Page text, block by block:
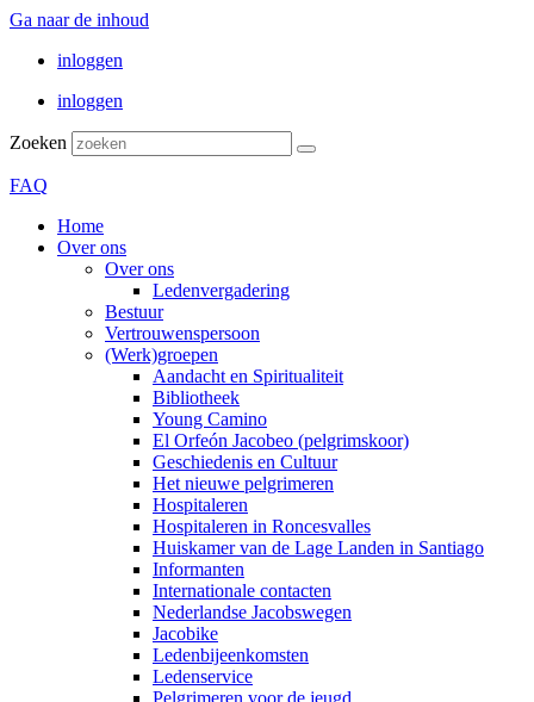
Ga naar de inhoud
inloggen
inloggen
Zoeken
FAQ
Home
Over ons
Over ons
Ledenvergadering
Bestuur
Vertrouwenspersoon
(Werk)groepen
Aandacht en Spiritualiteit
Bibliotheek
Young Camino
El Orfeón Jacobeo (pelgrimskoor)
Geschiedenis en Cultuur
Het nieuwe pelgrimeren
Hospitaleren
Hospitaleren in Roncesvalles
Huiskamer van de Lage Landen in Santiago
Informanten
Internationale contacten
Nederlandse Jacobswegen
Jacobike
Ledenbijeenkomsten
Ledenservice
Pelgrimeren voor de jeugd